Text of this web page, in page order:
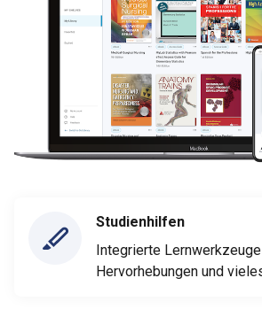
Studienhilfen
Integrierte
Hervorhebungen und